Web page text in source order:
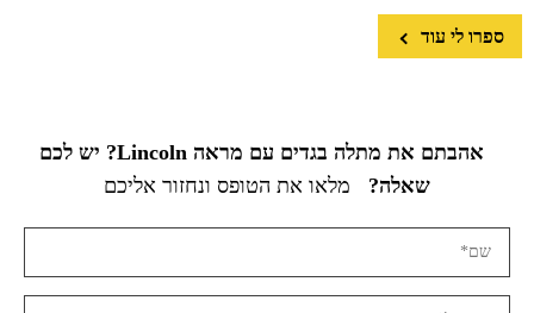
ספרו לי עוד
אהבתם את מתלה בגדים עם מראה Lincoln? יש לכם
שאלה?
מלאו את הטופס ונחזור אליכם